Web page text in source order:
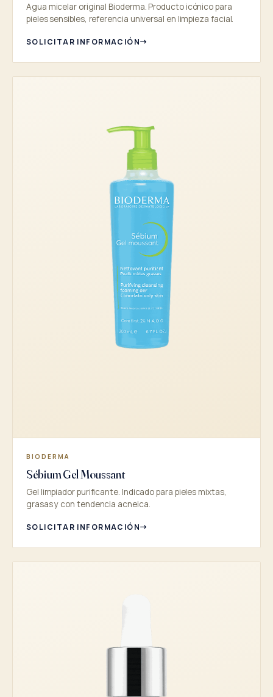
Agua micelar original Bioderma. Producto icónico para
pieles sensibles, referencia universal en limpieza facial.
SOLICITAR INFORMACIÓN
BIODERMA
Sébium Gel Moussant
Gel limpiador purificante. Indicado para pieles mixtas,
grasas y con tendencia acneica.
SOLICITAR INFORMACIÓN